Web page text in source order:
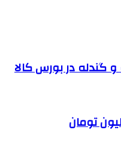
گندله در بورس کالا